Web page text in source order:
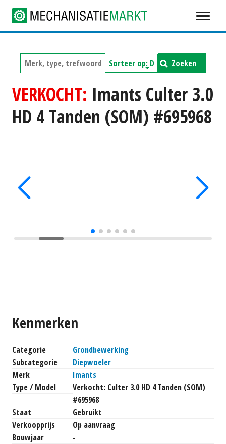
Zoeken
VERKOCHT: Imants Culter 3.0
HD 4 Tanden (SOM) #695968
Kenmerken
Categorie
Grondbewerking
Subcategorie
Diepwoeler
Merk
Imants
Type / Model
Verkocht: Culter 3.0 HD 4 Tanden (SOM)
#695968
Staat
Gebruikt
Verkoopprijs
Op aanvraag
Bouwjaar
-